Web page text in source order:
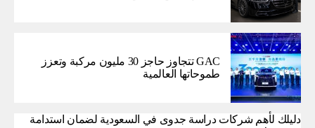
GAC تتجاوز حاجز 30 مليون مركبة وتعزز
طموحاتها العالمية
دليلك لأهم شركات دراسة جدوى في السعودية لضمان استدامة